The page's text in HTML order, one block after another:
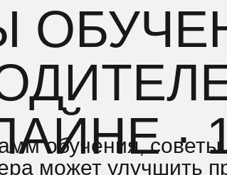
·
обучения, советы
может улучшить